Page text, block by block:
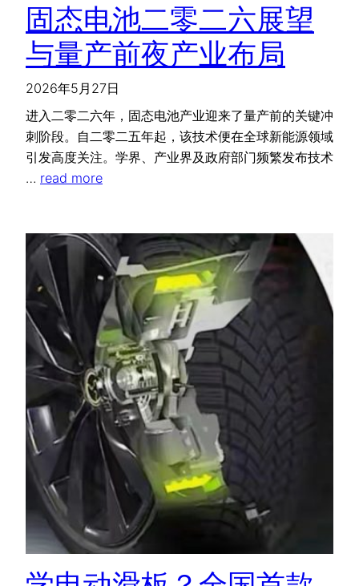
固态电池二零二六展望
与量产前夜产业布局
2026年5月27日
进入二零二六年，固态电池产业迎来了量产前的关键冲
刺阶段。自二零二五年起，该技术便在全球新能源领域
引发高度关注。学界、产业界及政府部门频繁发布技术
… read more